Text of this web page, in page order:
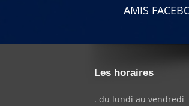
AMIS
Les horaires
. du lundi au vendredi